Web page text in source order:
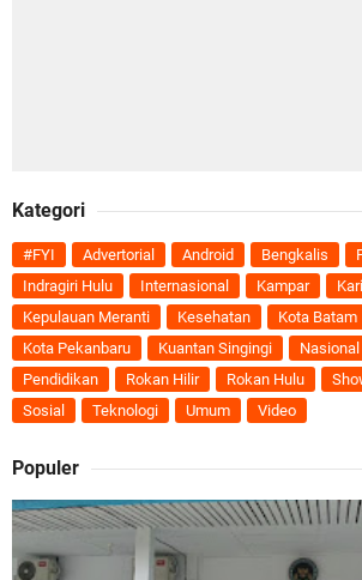
Kategori
#FYI Advertorial Android Bengkalis
Indragiri Hulu
Internasional Kampar
Kepulauan Meranti
Kesehatan Kota Batam
Kota Pekanbaru
Kuantan Singingi Nasional
Pendidikan
Rokan Hilir Rokan Hulu
Sosial
Teknologi Umum Video
Populer